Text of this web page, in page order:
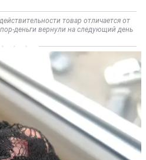
товар отличается от
деньги вернули на следующий день